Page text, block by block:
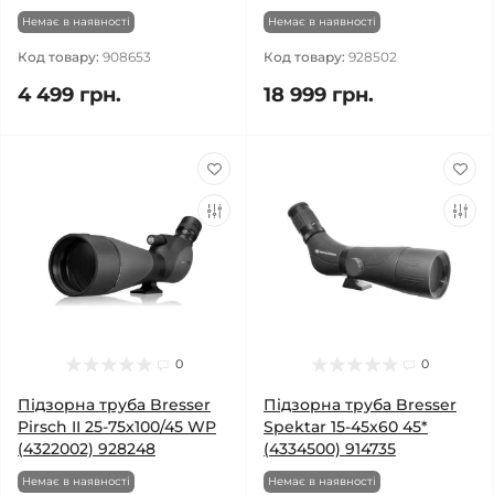
Немає в наявності
Код товару: 908653
4 499 грн.
Немає в наявності
Код товару: 928502
18 999 грн.
0
Підзорна труба Bresser
Pirsch II 25-75x100/45 WP
(4322002) 928248
Немає в наявності
0
Підзорна труба Bresser
Spektar 15-45x60 45*
(4334500) 914735
Немає в наявності